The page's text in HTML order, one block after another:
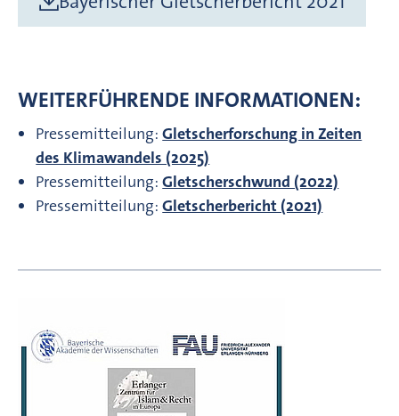
WEITERFÜHRENDE INFORMATIONEN:
Pressemitteilung:Gletscherforschung in Zeiten
des Klimawandels (2025)
Pressemitteilung:Gletscherschwund (2022)
Pressemitteilung:Gletscherbericht (2021)